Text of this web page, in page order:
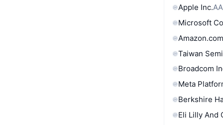
Apple Inc.
Microsoft
Taiwan
Broadcom
Meta
Berkshire
Eli Lilly And